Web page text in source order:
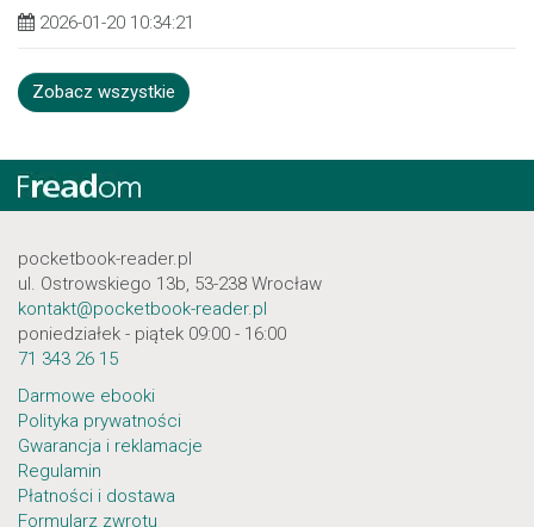
2026-01-20 10:34:21
Zobacz wszystkie
pocketbook-reader.pl
ul. Ostrowskiego 13b, 53-238 Wrocław
kontakt@pocketbook-reader.pl
poniedziałek - piątek 09:00 - 16:00
71 343 26 15
Darmowe ebooki
Polityka prywatności
Gwarancja i reklamacje
Regulamin
Płatności i dostawa
Formularz zwrotu